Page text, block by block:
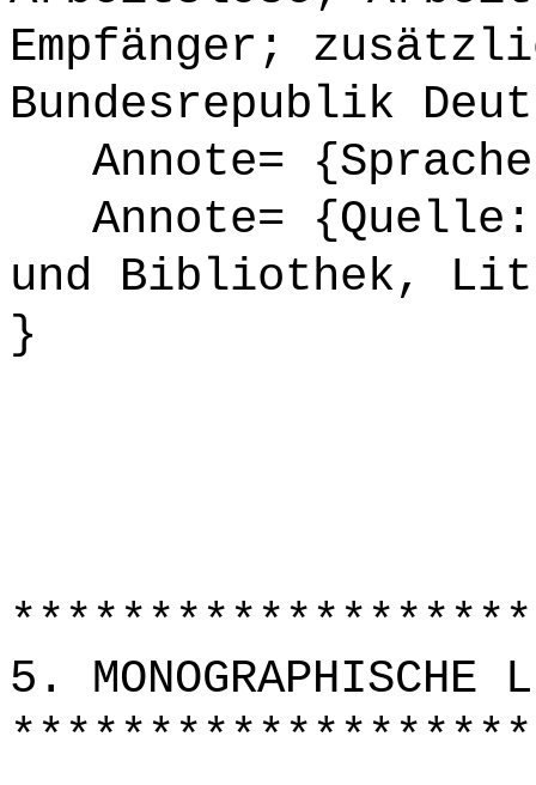
Empfänger;
Bundesrepublik
Annote=
Annote= {Quelle:
und Bibliothek,
}
5. MONOGRAPHISCHE